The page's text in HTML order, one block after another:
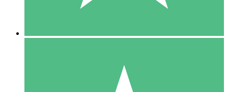
10 Downloaden
20 00